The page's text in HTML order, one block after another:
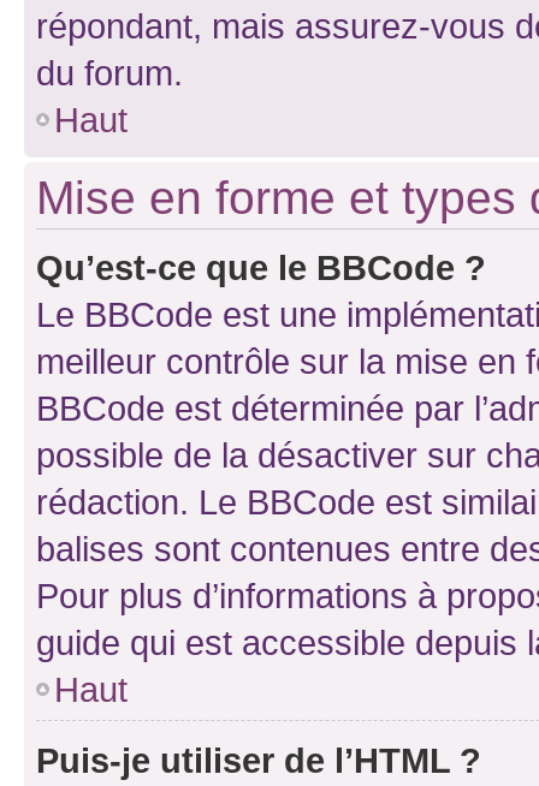
répondant, mais assurez-vous
du forum.
Haut
Mise en forme et types
Qu’est-ce que le BBCode ?
Le BBCode est une
meilleur contrôle sur la mise en
BBCode est déterminée par
possible de la désactiver sur
rédaction. Le BBCode est
balises sont contenues entre
Pour plus d’informations à
guide qui est accessible depuis
Haut
Puis-je utiliser de l’HTML ?